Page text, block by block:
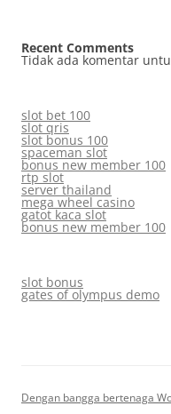
Recent Comments
Tidak ada komentar
slot bet 100
slot qris
slot bonus 100
spaceman slot
bonus new member 100
rtp slot
server thailand
mega wheel casino
gatot kaca slot
bonus new member 100
slot bonus
gates of olympus demo
Dengan bangga bertenaga